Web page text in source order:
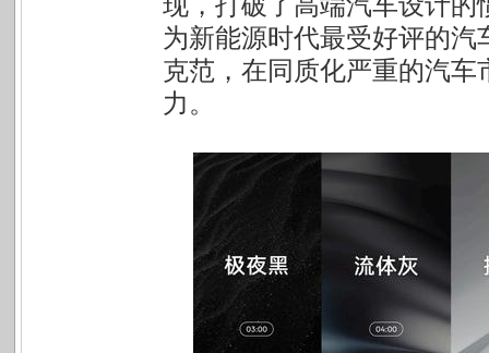
为新能源时代最受好评的
克范，在同质化严重的汽
力。